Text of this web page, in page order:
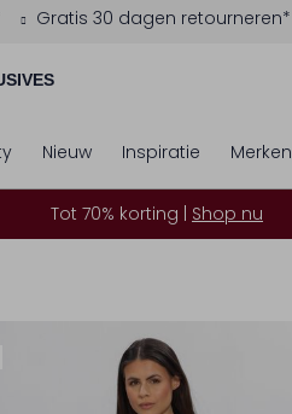
Gratis 30 dagen retourneren*
Nieuw Inspiratie Merken
Tot 70% korting | Shop nu